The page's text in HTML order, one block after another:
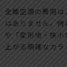
全館空調の費用
はありません。
や「変形地・狭
上がる明確なカラ